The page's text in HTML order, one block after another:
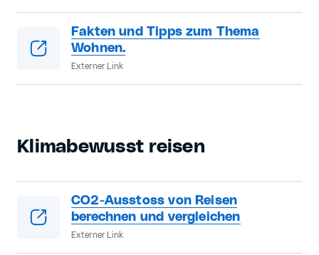
Fakten und Tipps zum Thema
Wohnen.
Externer Link
Klimabewusst reisen
CO2-Ausstoss von Reisen
berechnen und vergleichen
Externer Link